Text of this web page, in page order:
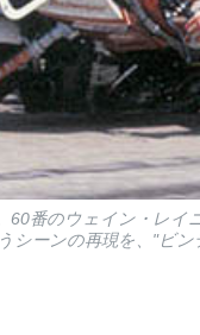
番のウェイン・レイ
シーンの再現を、"ビ